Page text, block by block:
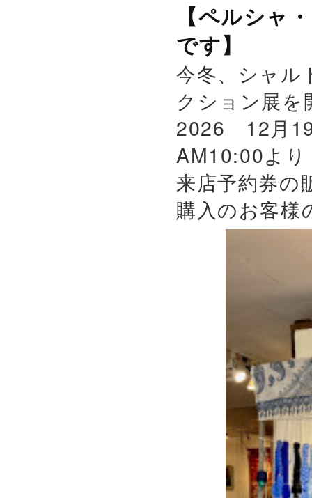
【ペルシャ
です】
今冬、シャル
クション展
2026 12月19
AM10:00よ
来店予約券の
購入のお客様